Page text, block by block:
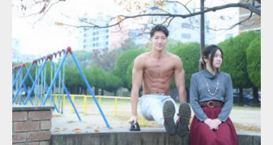
Update:2021.07.6
Category:公園のマッチョ その他 AKIHITO(細マッチョ) 腹筋
ダウンロード